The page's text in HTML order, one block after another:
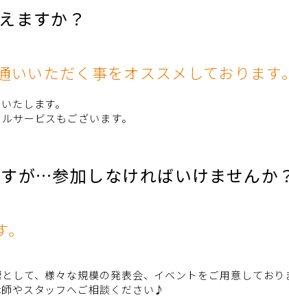
ますか？
いただく事をオススメしております。
たします。
サービスもございます。
が…参加しなければいけませんか
して、様々な規模の発表会、イベントをご用意しており
やスタッフへご相談ください♪